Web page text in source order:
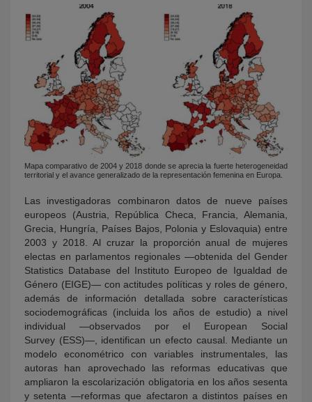
Mapa comparativo de 2004 y 2018 donde se aprecia la fuerte heterogeneidad
territorial y el avance generalizado de la representación femenina en Europa.
Las investigadoras combinaron datos de nueve países
europeos (Austria, República Checa, Francia, Alemania,
Grecia, Hungría, Países Bajos, Polonia y Eslovaquia) entre
2003 y 2018. Al cruzar la proporción anual de mujeres
electas en parlamentos regionales —obtenida del Gender
Statistics Database del Instituto Europeo de Igualdad de
Género (EIGE)— con actitudes políticas y roles de género,
además de información detallada sobre características
sociodemográficas (incluida los años de estudio) a nivel
individual —observados por el European Social
Survey (ESS)—, identifican un efecto causal. Mediante un
modelo econométrico con variables instrumentales, las
autoras han aprovechado las reformas educativas que
ampliaron la escolarización obligatoria en los años sesenta
y setenta —reformas que afectaron a distintos países en